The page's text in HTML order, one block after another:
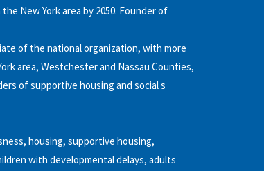
New York area by 2050. Founder of
of the national organization, with more
area, Westchester and Nassau Counties,
of supportive housing and social s
housing, supportive housing,
with developmental delays, adults